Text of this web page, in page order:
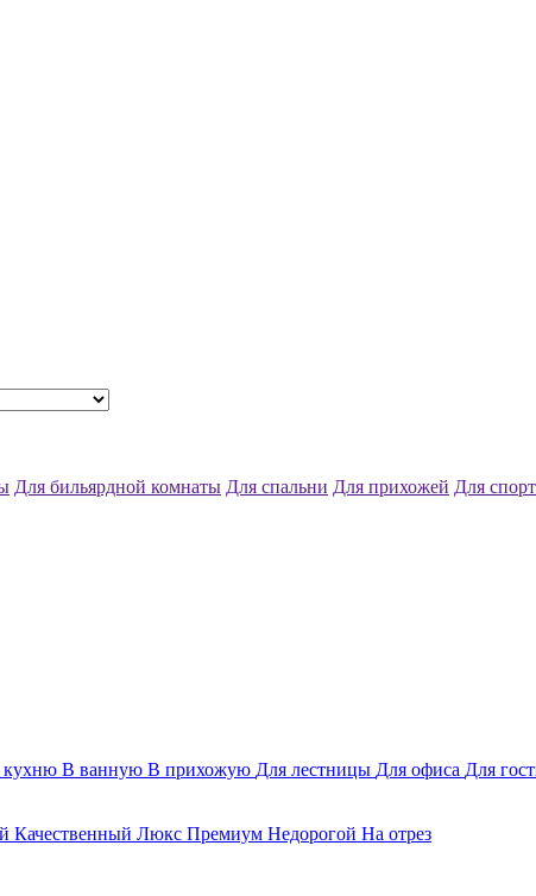
Для бильярдной комнаты Для спальни Для прихожей Для
В ванную В прихожую Для лестницы Для офиса Для
Качественный Люкс Премиум Недорогой На отрез